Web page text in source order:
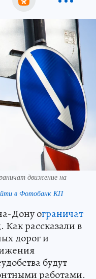
движение на
в Фотобанк КП
Дону ограничат
Как рассказали в
дорог и
будут
работами.